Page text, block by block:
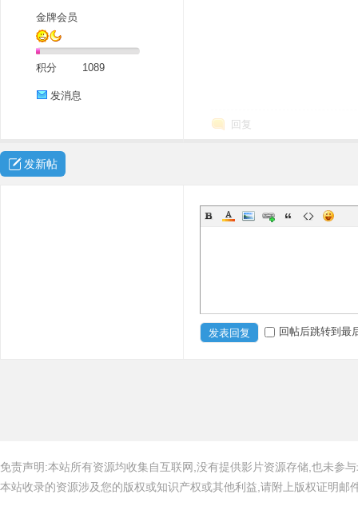
金牌会员
积分 1089
发消息
回复
发新帖
发表回复 回帖后跳转到最
免责声明:本站所有资源均收集自互联网,没有提供影片资源存储,也未参
本站收录的资源涉及您的版权或知识产权或其他利益,请附上版权证明